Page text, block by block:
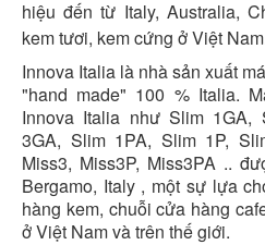
hiệu đến từ Italy, Australia,
kem tươi, kem cứng ở Việt
Innova Italia là nhà sản xuất
"hand made" 100 % Italia.
Innova Italia như Slim 1GA,
3GA, Slim 1PA, Slim 1P,
Miss3, Miss3P, Miss3PA ..
Bergamo, Italy , một sự lựa
hàng kem, chuỗi cửa hàng
ở Việt Nam và trên thế giới.